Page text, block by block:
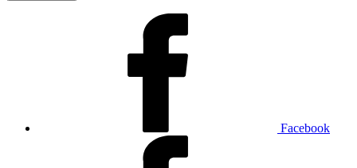
Facebook